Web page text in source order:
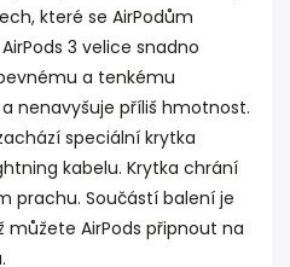
které se AirPodům
3 velice snadno
a tenkému
nenavyšuje příliš hmotnost.
speciální krytka
kabelu. Krytka chrání
prachu. Součástí balení je
AirPods připnout na